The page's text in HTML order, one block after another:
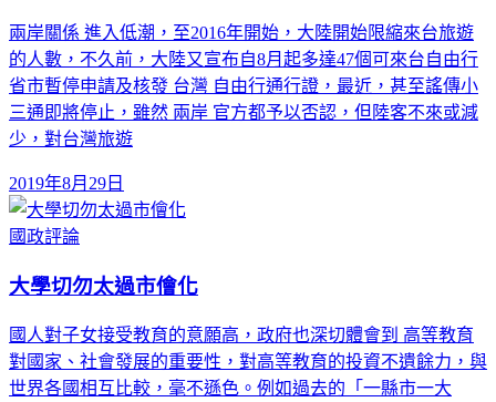
兩岸關係 進入低潮，至2016年開始，大陸開始限縮來台旅遊
的人數，不久前，大陸又宣布自8月起多達47個可來台自由行
省市暫停申請及核發 台灣 自由行通行證，最近，甚至謠傳小
三通即將停止，雖然 兩岸 官方都予以否認，但陸客不來或減
少，對台灣旅遊
2019年8月29日
國政評論
大學切勿太過市儈化
國人對子女接受教育的意願高，政府也深切體會到 高等教育
對國家、社會發展的重要性，對高等教育的投資不遺餘力，與
世界各國相互比較，毫不遜色。例如過去的「一縣市一大